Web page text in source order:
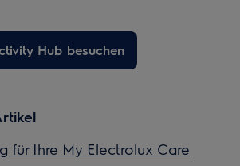
Hub besuchen
für Ihre My Electrolux Care